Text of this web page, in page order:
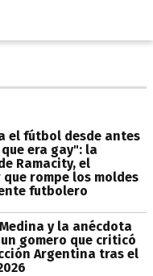
el fútbol desde antes
era gay": la
Ramacity, el
rompe los moldes
futbolero
y la anécdota
gomero que criticó
Argentina tras el